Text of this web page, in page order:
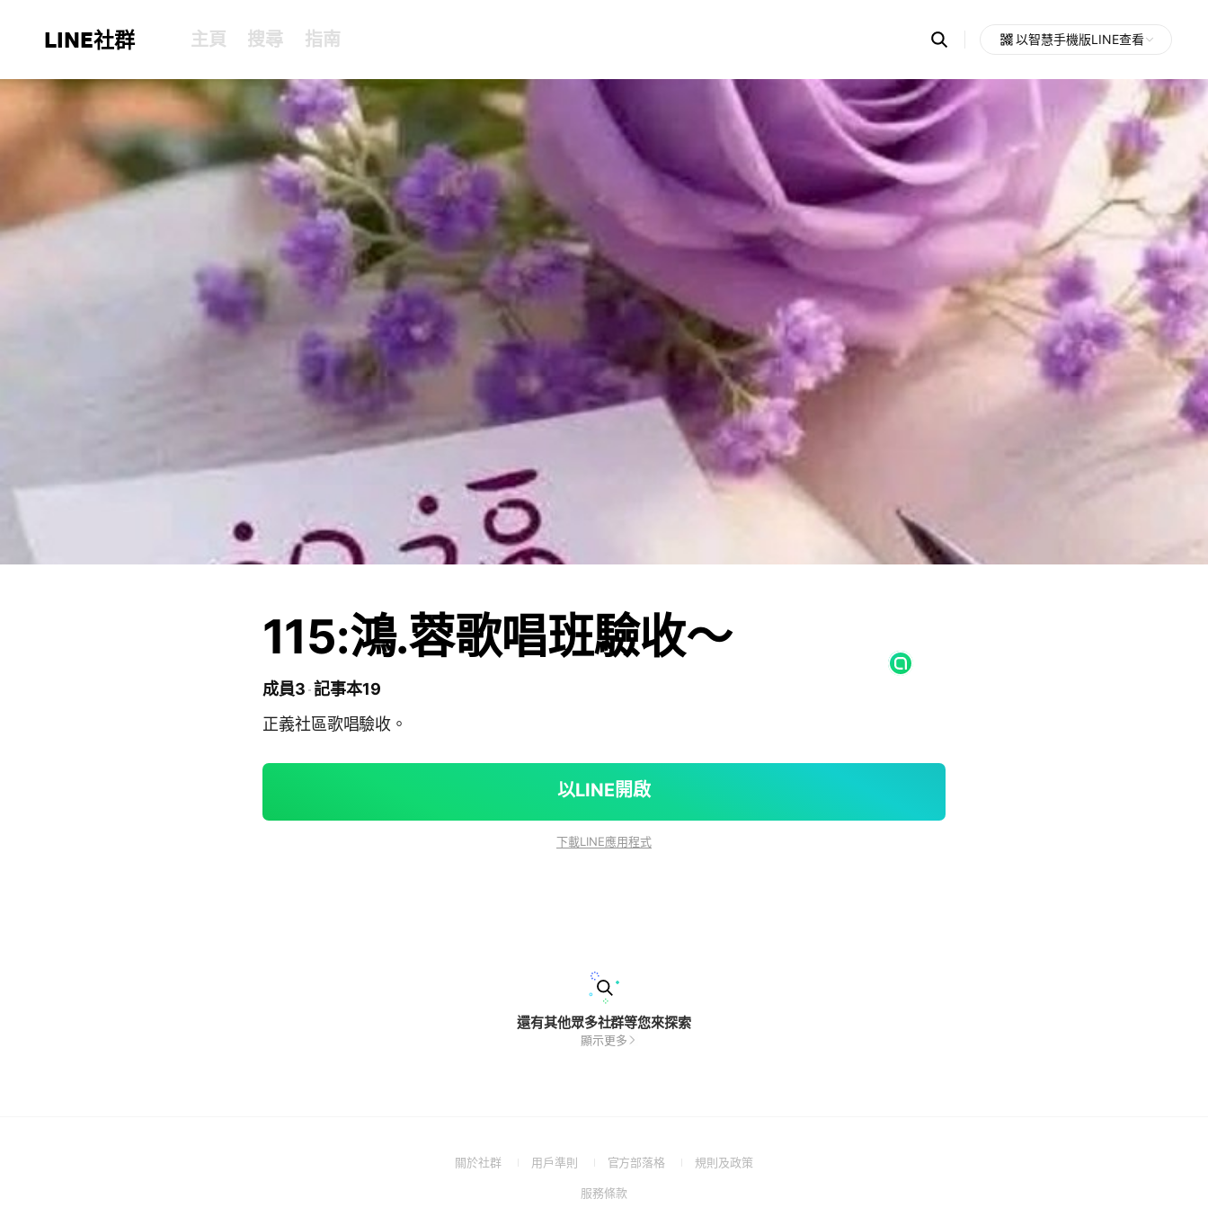
LINE社群 主頁 搜尋 指南 Search
OpenChats
messages
search
area
以智慧手機版LINE查看
115:鴻.蓉歌唱班驗收～
成員3 記事本19
正義社區歌唱驗收。
以LINE開啟
下載LINE應用程式
還有其他眾多社群等您來探索
顯示更多
關於社群
(Open用戶準則
(Open
a
官方部落格
(Open規則及政策(Open
服務條款(Open